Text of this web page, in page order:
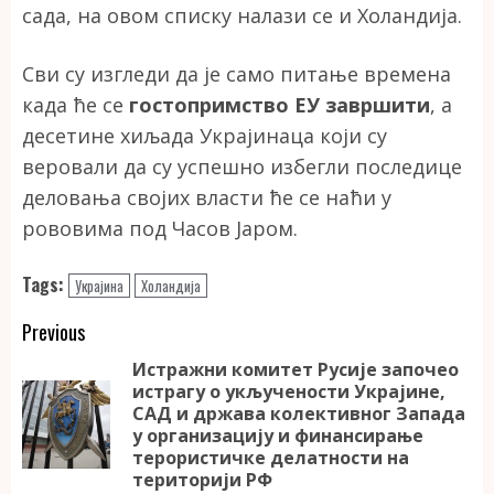
сада, на овом списку налази се и Холандија.
Сви су изгледи да је само питање времена
када ће се гостопримство ЕУ завршити, а
десетине хиљада Украјинаца који су
веровали да су успешно избегли последице
деловања својих власти ће се наћи у
рововима под Часов Јаром.
Tags: Украјина Холандија
Continue
Reading
Previous
Истражни комитет Русије започео
истрагу о укључености Украјине,
САД и држава колективног Запада
у организацију и финансирање
терористичке делатности на
територији РФ